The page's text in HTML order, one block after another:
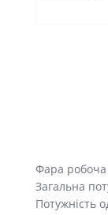
Фара робоча
Загальна
Потужність